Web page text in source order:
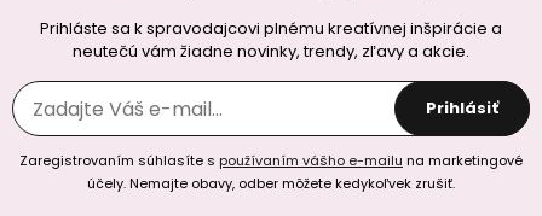
Prihláste sa k spravodajcovi plnému kreatívnej inšpirácie a
neutečú vám žiadne novinky, trendy, zľavy a akcie.
Prihlásiť
Zaregistrovaním súhlasíte s používaním vášho e-mailu na marketingové
účely. Nemajte obavy, odber môžete kedykoľvek zrušiť.